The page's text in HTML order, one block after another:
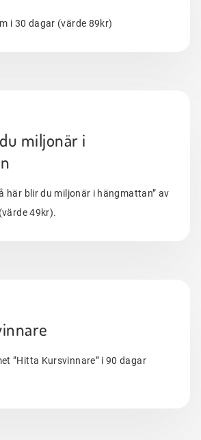
i 30 dagar (värde 89kr)
miljonär i
här blir du miljonär i hängmattan” av
49kr).
”Hitta Kursvinnare” i 90 dagar